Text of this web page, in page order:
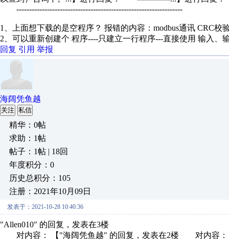
-----------------------------------------------------------------
1、上面想下载的是空程序？ 报错的内容：modbus通讯 CRC
2、可以重新创建个 程序----只建立一行程序---直接使用 输入、
回复 引用 举报
海阔凭鱼越
关注 私信
精华：0帖
求助：1帖
帖子：1帖 | 18回
年度积分：0
历史总积分：105
注册：2021年10月09日
发表于：2021-10-28 10:40:36
"Allen010" 的回复，发表在3楼
对内容： 【"海阔凭鱼越" 的回复，发表在2楼 对内容：